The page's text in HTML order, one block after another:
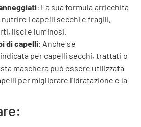
: La sua formula arricchita
nutrire i capelli secchi e fragili,
lisci e luminosi.
di capelli: Anche se
per capelli secchi, trattati o
maschera può essere utilizzata
per migliorare l’idratazione e la